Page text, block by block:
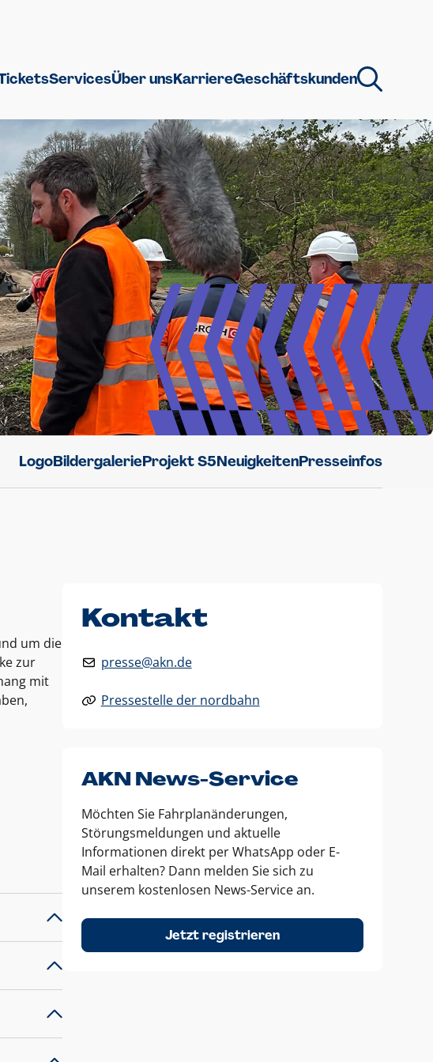
ServicesÜber unsKarriereGeschäftskunden
LogoBildergalerieProjekt S5NeuigkeitenPresseinfos
um die
zur
mit
Kontakt
presse@akn.de
Pressestelle der nordbahn
AKN News-Service
Möchten Sie Fahrplanänderungen,
Störungsmeldungen und aktuelle
Informationen direkt per WhatsApp oder E-
Mail erhalten? Dann melden Sie sich zu
unserem kostenlosen News-Service an.
Jetzt registrieren